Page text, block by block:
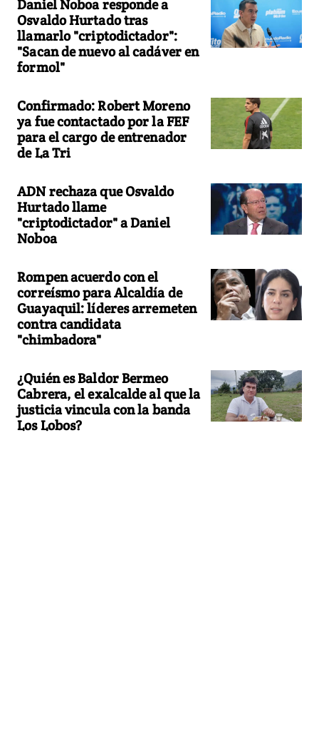
Daniel Noboa responde a
Osvaldo Hurtado tras
llamarlo "criptodictador":
"Sacan de nuevo al cadáver en
formol"
Confirmado: Robert Moreno
ya fue contactado por la FEF
para el cargo de entrenador
de La Tri
ADN rechaza que Osvaldo
Hurtado llame
"criptodictador" a Daniel
Noboa
Rompen acuerdo con el
correísmo para Alcaldía de
Guayaquil: líderes arremeten
contra candidata
"chimbadora"
¿Quién es Baldor Bermeo
Cabrera, el exalcalde al que la
justicia vincula con la banda
Los Lobos?